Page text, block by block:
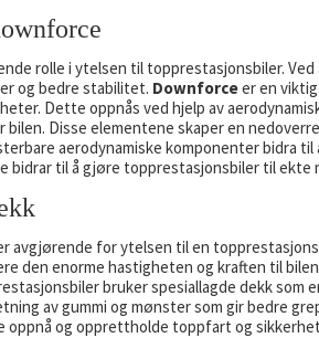
rolle i ytelsen til topprestasjonsbiler.
og bedre stabilitet. Downforceer en
Dette oppnås ved hjelp av
bilen. Disse elementene skaper en
aerodynamiske komponenter bidra
bidrar til å gjøre topprestasjonsbiler til ekte
avgjørende for ytelsen til en
den enorme hastigheten og kraften til
bruker spesiallagde dekk som
av gummi og mønster som gir bedre
oppnå og opprettholde toppfart og